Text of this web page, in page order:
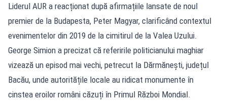
Liderul AUR a reacționat după afirmațiile lansate de noul
premier de la Budapesta, Peter Magyar, clarificând contextul
evenimentelor din 2019 de la cimitirul de la Valea Uzului.
George Simion a precizat că referirile politicianului maghiar
vizează un episod mai vechi, petrecut la Dărmănești, județul
Bacău, unde autoritățile locale au ridicat monumente în
cinstea eroilor români căzuți în Primul Război Mondial.